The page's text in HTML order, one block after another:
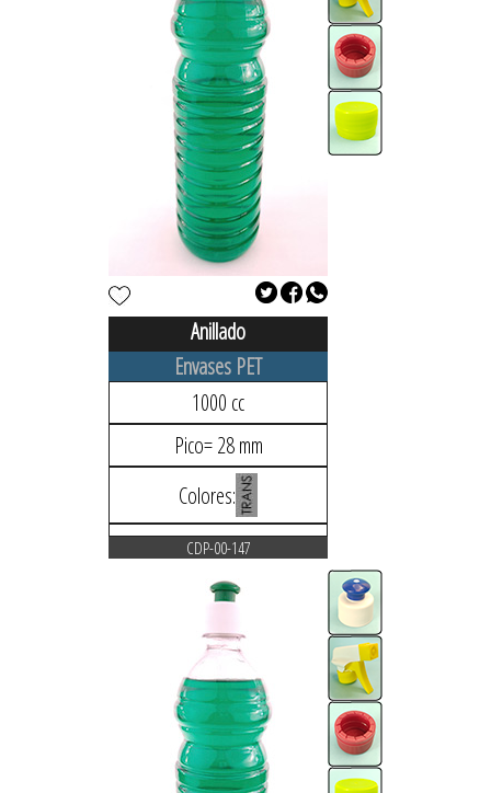
Anillado
Envases PET
1000 cc
Pico= 28 mm
Colores:
CDP-00-147